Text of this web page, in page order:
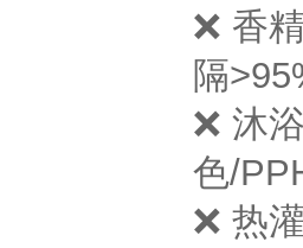
❌ 香
隔
❌ 沐
色/
❌ 热